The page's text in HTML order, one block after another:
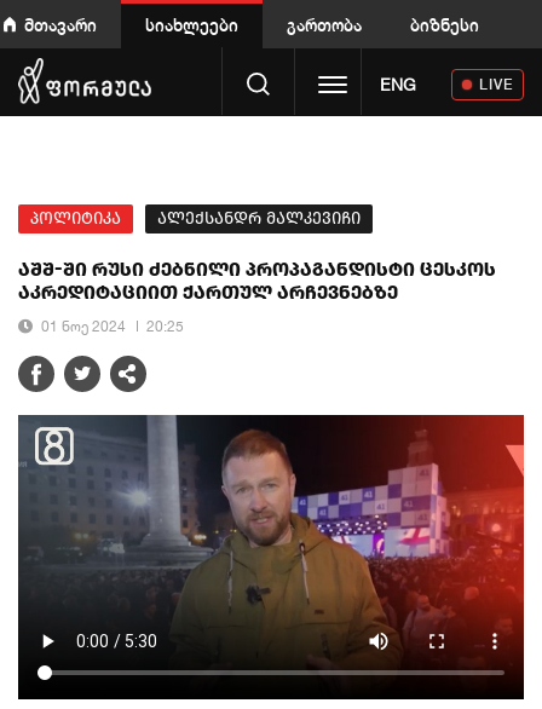
მთავარი სიახლეები გართობა ბიზნესი
Toggle navigation
ENG LIVE
პოლიტიკა ალექსანდრ მალკევიჩი
აშშ-ში რუსი ძებნილი პროპაგანდისტი ცესკოს
აკრედიტაციით ქართულ არჩევნებზე
01 ნოე 2024 20:25